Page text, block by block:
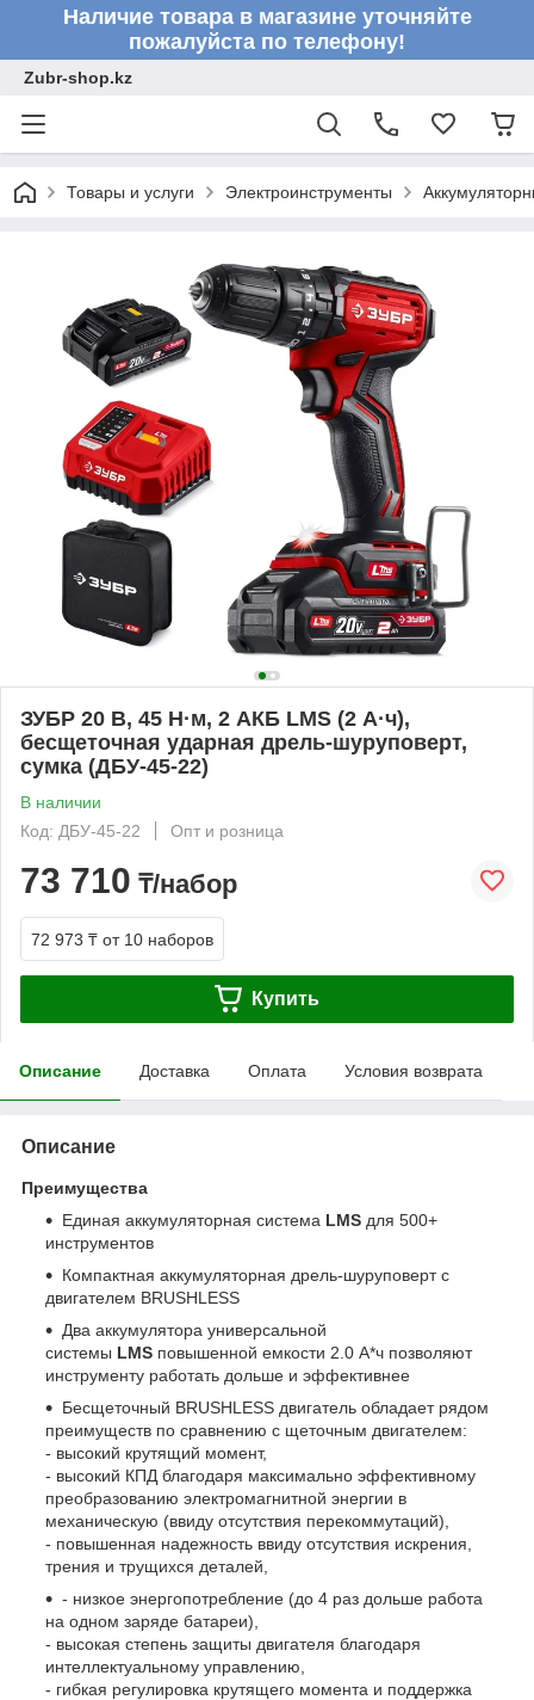
Наличие товара в магазине уточняйте
пожалуйста по телефону!
Zubr-shop.kz
Товары и услуги Электроинструменты
ЗУБР 20 В, 45 Н·м, 2 АКБ LMS (2 А·ч),
бесщеточная ударная дрель-шуруповерт,
сумка (ДБУ-45-22)
В наличии
Код: ДБУ-45-22
Опт и розница
73 710 ₸/набор
72 973 ₸ от 10 наборов
Купить
Описание Доставка Оплата Условия возврата
Описание
Преимущества
Единая аккумуляторная система LMS для 500+
инструментов
Компактная аккумуляторная дрель-шуруповерт с
двигателем BRUSHLESS
Два аккумулятора универсальной
системы LMS повышенной емкости 2.0 А*ч позволяют
инструменту работать дольше и эффективнее
Бесщеточный BRUSHLESS двигатель обладает рядом
преимуществ по сравнению с щеточным двигателем:
- высокий крутящий момент,
- высокий КПД благодаря максимально эффективному
преобразованию электромагнитной энергии в
механическую (ввиду отсутствия перекоммутаций),
- повышенная надежность ввиду отсутствия искрения,
трения и трущихся деталей,
- низкое энергопотребление (до 4 раз дольше работа
на одном заряде батареи),
- высокая степень защиты двигателя благодаря
интеллектуальному управлению,
- гибкая регулировка крутящего момента и поддержка